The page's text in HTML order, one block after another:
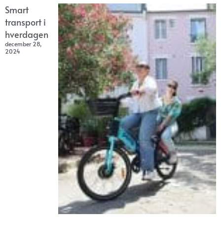
Smart
transport i
hverdagen
december 28,
2024